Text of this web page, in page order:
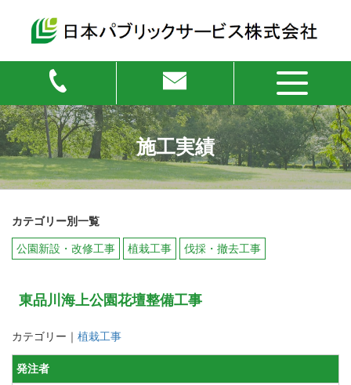
施工実績
カテゴリー別一覧
公園新設・改修工事 植栽工事 伐採・撤去工事
東品川海上公園花壇整備工事
カテゴリー｜ 植栽工事
発注者